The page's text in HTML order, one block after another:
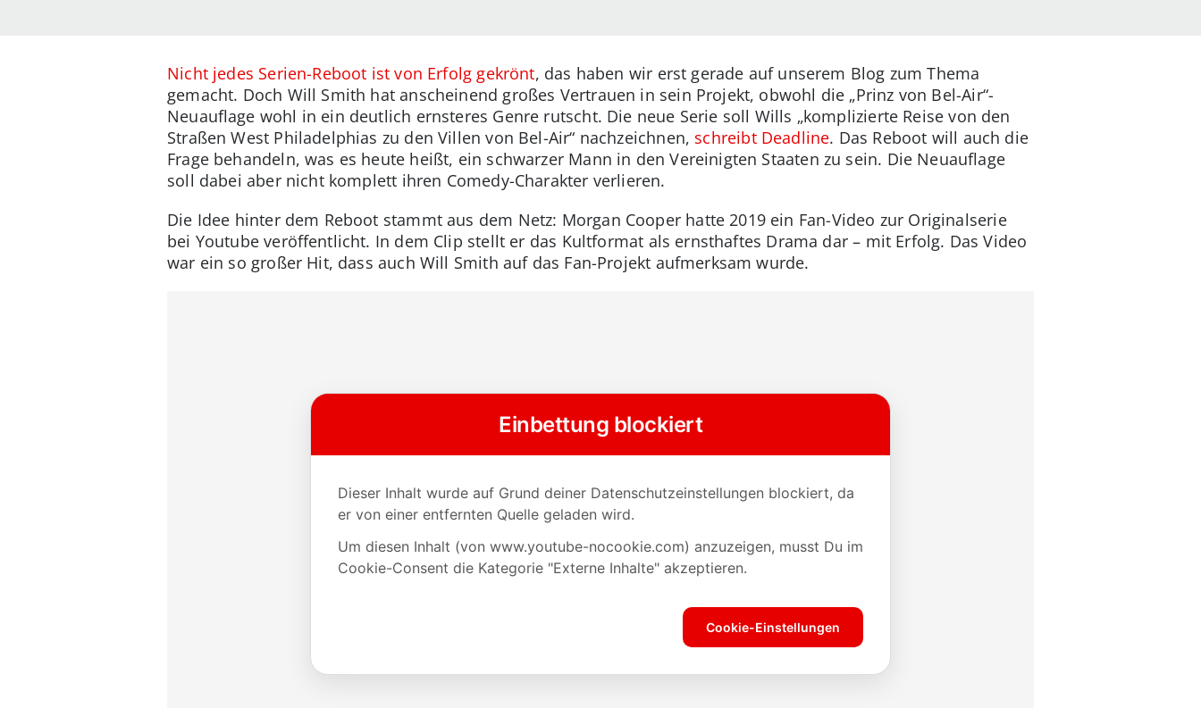
Nicht jedes Serien-Reboot ist von Erfolg gekrönt, das haben wir erst gerade auf unserem Blog zum Thema
gemacht. Doch Will Smith hat anscheinend großes Vertrauen in sein Projekt, obwohl die „Prinz von Bel-Air“-
Neuauflage wohl in ein deutlich ernsteres Genre rutscht. Die neue Serie soll Wills „komplizierte Reise von den
Straßen West Philadelphias zu den Villen von Bel-Air“ nachzeichnen, schreibt Deadline. Das Reboot will auch die
Frage behandeln, was es heute heißt, ein schwarzer Mann in den Vereinigten Staaten zu sein. Die Neuauflage
soll dabei aber nicht komplett ihren Comedy-Charakter verlieren.
Die Idee hinter dem Reboot stammt aus dem Netz: Morgan Cooper hatte 2019 ein Fan-Video zur Originalserie
bei Youtube veröffentlicht. In dem Clip stellt er das Kultformat als ernsthaftes Drama dar – mit Erfolg. Das Video
war ein so großer Hit, dass auch Will Smith auf das Fan-Projekt aufmerksam wurde.